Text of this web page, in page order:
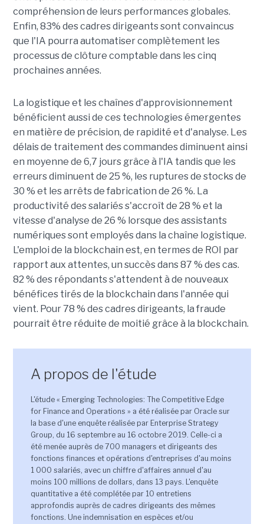
compréhension de leurs performances globales.
Enfin, 83% des cadres dirigeants sont convaincus
que l'IA pourra automatiser complètement les
processus de clôture comptable dans les cinq
prochaines années.
La logistique et les chaînes d'approvisionnement
bénéficient aussi de ces technologies émergentes
en matière de précision, de rapidité et d'analyse. Les
délais de traitement des commandes diminuent ainsi
en moyenne de 6,7 jours grâce à l'IA tandis que les
erreurs diminuent de 25 %, les ruptures de stocks de
30 % et les arrêts de fabrication de 26 %. La
productivité des salariés s'accroît de 28 % et la
vitesse d'analyse de 26 % lorsque des assistants
numériques sont employés dans la chaîne logistique.
L'emploi de la blockchain est, en termes de ROI par
rapport aux attentes, un succès dans 87 % des cas.
82 % des répondants s'attendent à de nouveaux
bénéfices tirés de la blockchain dans l'année qui
vient. Pour 78 % des cadres dirigeants, la fraude
pourrait être réduite de moitié grâce à la blockchain.
A propos de l'étude
L'étude « Emerging Technologies: The Competitive Edge
for Finance and Operations » a été réalisée par Oracle sur
la base d'une enquête réalisée par Enterprise Strategy
Group, du 16 septembre au 16 octobre 2019. Celle-ci a
été menée auprès de 700 managers et dirigeants des
fonctions finances et opérations d'entreprises d'au moins
1 000 salariés, avec un chiffre d'affaires annuel d'au
moins 100 millions de dollars, dans 13 pays. L'enquête
quantitative a été complétée par 10 entretiens
approfondis auprès de cadres dirigeants des mêmes
fonctions. Une indemnisation en espèces et/ou